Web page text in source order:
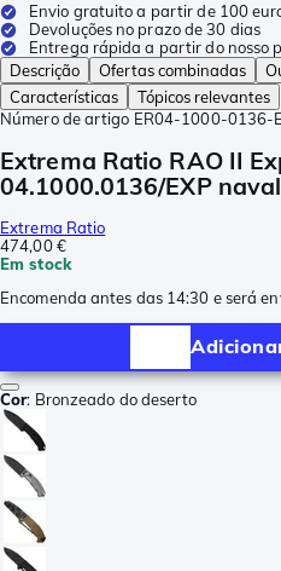
Envio gratuito a partir de 100
Devoluções no prazo de 30 dias
Entrega rápida a partir do nosso
Descrição
Ofertas combinadas
Características
Tópicos relevantes
Número de artigo ER04-1000-0136-
Extrema Ratio RAO II
04.1000.0136/EXP
Extrema Ratio
474,00 €
Em stock
Encomenda antes das 14:30 e será
Cor: Bronzeado do deserto